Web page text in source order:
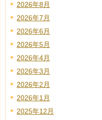
2026年8月
2026年7月
2026年6月
2026年5月
2026年4月
2026年3月
2026年2月
2026年1月
2025年12月